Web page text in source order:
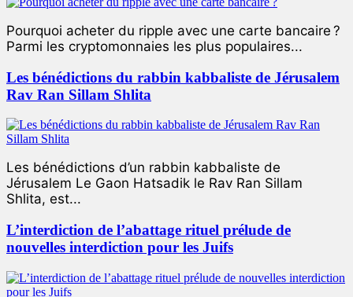
Pourquoi acheter du ripple avec une carte bancaire ?
Parmi les cryptomonnaies les plus populaires...
Les bénédictions du rabbin kabbaliste de Jérusalem
Rav Ran Sillam Shlita
Les bénédictions d’un rabbin kabbaliste de
Jérusalem Le Gaon Hatsadik le Rav Ran Sillam
Shlita, est...
L’interdiction de l’abattage rituel prélude de
nouvelles interdiction pour les Juifs